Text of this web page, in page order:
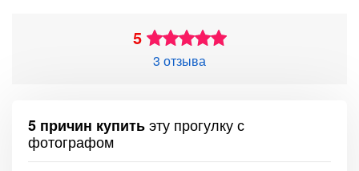
5
3 отзыва
5 причин купитьэту прогулку с
фотографом